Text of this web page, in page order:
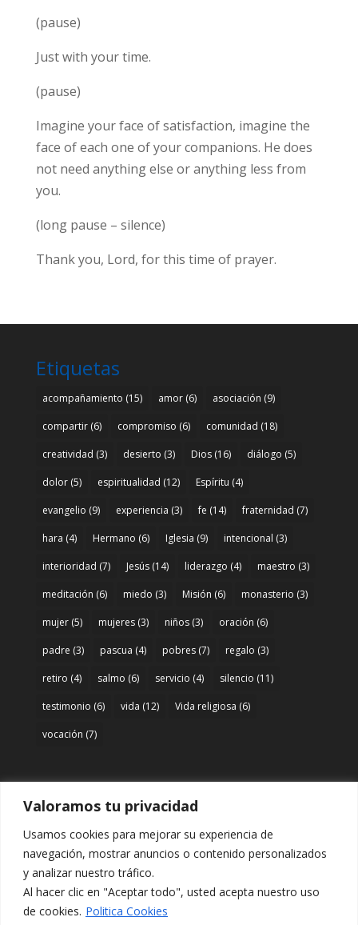
Valoramos tu privacidad
Usamos cookies para mejorar su experiencia de
navegación, mostrar anuncios o contenido personalizados
y analizar nuestro tráfico.
Al hacer clic en "Aceptar todo", usted acepta nuestro uso
de cookies. Politica Cookies
(pause)
Just with your time.
(pause)
Imagine your face of satisfaction, imagine the
face of each one of your companions. He does
not need anything else or anything less from
you.
(long pause – silence)
Thank you, Lord, for this time of prayer.
Etiquetas
acompañamiento (15) amor(6) asociación (9)
compartir(6) compromiso (6) comunidad (18)
creatividad (3) desierto (3) Dios(16) diálogo (5)
dolor(5) espiritualidad (12) Espíritu (4)
evangelio (9) experiencia (3) fe (14) fraternidad (7)
hara (4) Hermano (6) Iglesia (9) intencional (3)
interioridad (7) Jesús(14) liderazgo (4) maestro (3)
meditación (6) miedo (3) Misión (6) monasterio (3)
mujer(5) mujeres(3) niños(3) oración (6)
padre (3) pascua (4) pobres(7) regalo (3)
retiro (4) salmo (6) servicio (4) silencio (11)
testimonio (6) vida (12) Vida religiosa (6)
vocación (7)
Acceso
Entrar